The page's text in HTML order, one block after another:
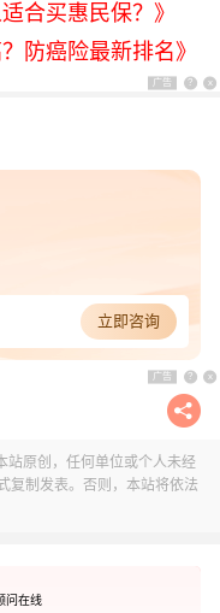
广告 ? x
合买惠民保？》
防癌险最新排名》
广告 ? x
立即咨询
站原创，任何单位或个人未经
复制发表。否则，本站将依法
问在线